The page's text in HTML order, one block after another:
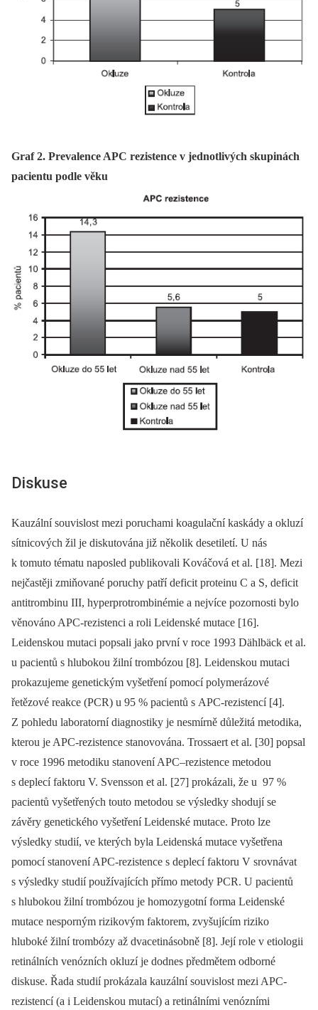
Graf 2. Prevalence APC rezistence v jednotlivých skupinách
pacientu podle věku
Diskuse
Kauzální souvislost mezi poruchami koagulační kaskády a okluzí
sítnicových žil je diskutována již několik desetiletí. U nás
k tomuto tématu naposled publikovali Kováčová et al. [18]. Mezi
nejčastěji zmiňované poruchy patří deficit proteinu C a S, deficit
antitrombinu III, hyperprotrombinémie a nejvíce pozornosti bylo
věnováno APC-rezistenci a roli Leidenské mutace [16].
Leidenskou mutaci popsali jako první v roce 1993 Dählbäck et al.
u pacientů s hlubokou žilní trombózou [8]. Leidenskou mutaci
prokazujeme genetickým vyšetření pomocí polymerázové
řetězové reakce (PCR) u 95 % pacientů s APC-rezistencí [4].
Z pohledu laboratorní diagnostiky je nesmírně důležitá metodika,
kterou je APC-rezistence stanovována. Trossaert et al. [30] popsal
v roce 1996 metodiku stanovení APC–rezistence metodou
s deplecí faktoru V. Svensson et al. [27] prokázali, že u 97 %
pacientů vyšetřených touto metodou se výsledky shodují se
závěry genetického vyšetření Leidenské mutace. Proto lze
výsledky studií, ve kterých byla Leidenská mutace vyšetřena
pomocí stanovení APC-rezistence s deplecí faktoru V srovnávat
s výsledky studií používajících přímo metody PCR. U pacientů
s hlubokou žilní trombózou je homozygotní forma Leidenské
mutace nesporným rizikovým faktorem, zvyšujícím riziko
hluboké žilní trombózy až dvacetinásobně [8]. Její role v etiologii
retinálních venózních okluzí je dodnes předmětem odborné
diskuse. Řada studií prokázala kauzální souvislost mezi APC-
rezistencí (a i Leidenskou mutací) a retinálními venózními